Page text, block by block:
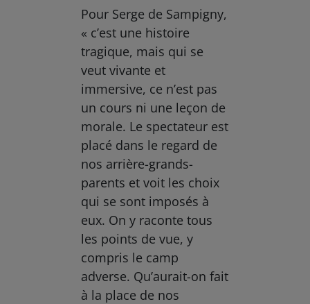
Pour Serge de Sampigny,
« c’est une histoire
tragique, mais qui se
veut vivante et
immersive, ce n’est pas
un cours ni une leçon de
morale. Le spectateur est
placé dans le regard de
nos arrière-grands-
parents et voit les choix
qui se sont imposés à
eux. On y raconte tous
les points de vue, y
compris le camp
adverse. Qu’aurait-on fait
à la place de nos